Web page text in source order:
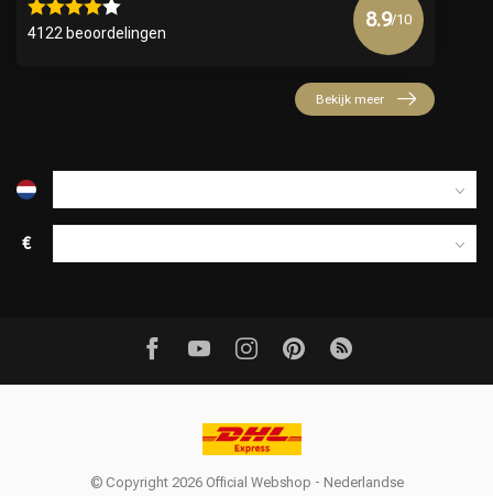
4122 beoordelingen
8.9/10
Bekijk meer
€
© Copyright 2026 Official Webshop - Nederlandse